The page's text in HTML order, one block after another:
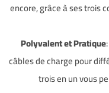
encore, grâce à ses trois
Polyvalent et Pratique
câbles de charge pour
trois en un vous